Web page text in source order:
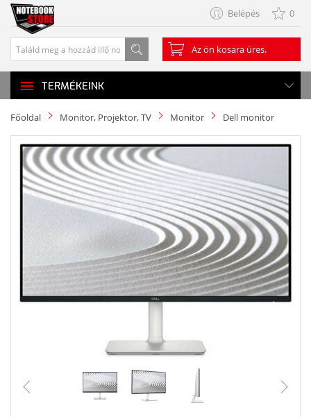
Belépés 0
Az ön kosara üres.
TERMÉKEINK
Főoldal Monitor, Projektor, TV Monitor Dell monitor